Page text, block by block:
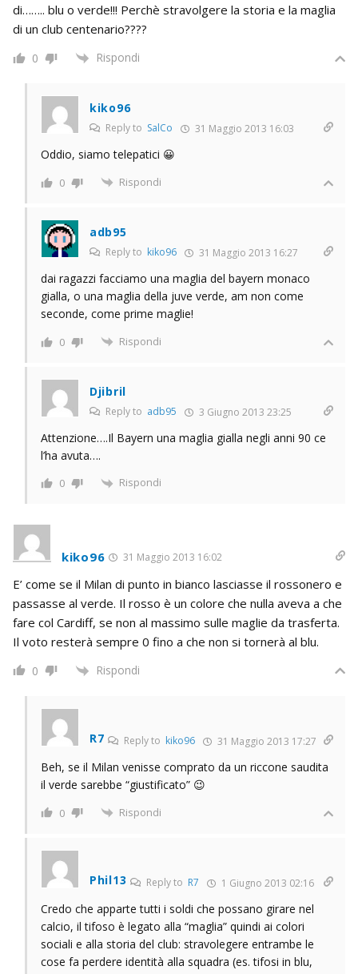
di…….. blu o verde!!! Perchè stravolgere la storia e la maglia
di un club centenario????
0 Rispondi
kiko96
Reply to SalCo 31 Maggio 2013 16:03
Oddio, siamo telepatici 😀
0 Rispondi
adb95
Reply to kiko96 31 Maggio 2013 16:27
dai ragazzi facciamo una maglia del bayern monaco
gialla, o una maglia della juve verde, am non come
seconde, come prime maglie!
0 Rispondi
Djibril
Reply to adb95 3 Giugno 2013 23:25
Attenzione….Il Bayern una maglia gialla negli anni 90 ce
l’ha avuta….
0 Rispondi
kiko96 31 Maggio 2013 16:02
E’ come se il Milan di punto in bianco lasciasse il rossonero e
passasse al verde. Il rosso è un colore che nulla aveva a che
fare col Cardiff, se non al massimo sulle maglie da trasferta.
Il voto resterà sempre 0 fino a che non si tornerà al blu.
0 Rispondi
R7 Reply to kiko96 31 Maggio 2013 17:27
Beh, se il Milan venisse comprato da un riccone saudita
il verde sarebbe “giustificato” 😉
0 Rispondi
Phil13 Reply to R7 1 Giugno 2013 02:16
Credo che apparte tutti i soldi che possano girare nel
calcio, il tifoso è legato alla “maglia” quindi ai colori
sociali e alla storia del club: stravolegere entrambe le
cose fa perdere identità alla squadra (es. tifosi in blu,